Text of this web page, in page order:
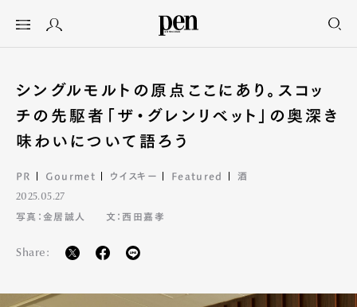
シングルモルトの原点ここにあり。スコッ
チの先駆者「ザ・グレンリベット」の奥深き
味わいについて語ろう
PR Gourmet ウイスキー Featured 酒
2025.05.27
写真：金居誠人
文：西田嘉孝
Share: